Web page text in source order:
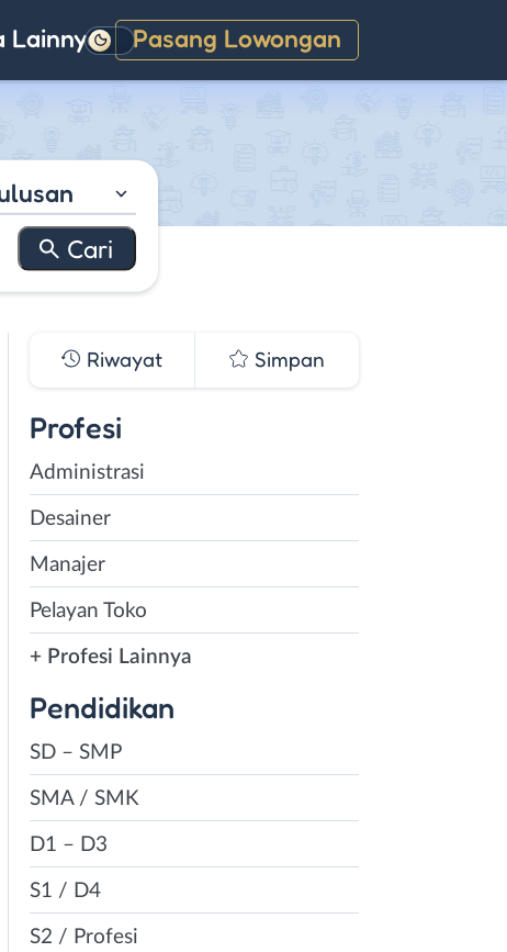
Lainnya Pasang Lowongan
Gelap
Riwayat Simpan
Profesi
Administrasi
Desainer
Manajer
Pelayan Toko
+ Profesi Lainnya
Pendidikan
SD – SMP
SMA / SMK
D1 – D3
S1 / D4
S2 / Profesi